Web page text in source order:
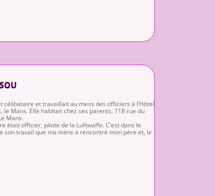
célibataire et travaillait au mess des officiers à l’Hôtel
le Mans. Elle habitait chez ses parents, 118 rue du
Mans.
était officier, pilote de la Luftwaffe. C’est dans le
son travail que ma mère a rencontré mon père et, le